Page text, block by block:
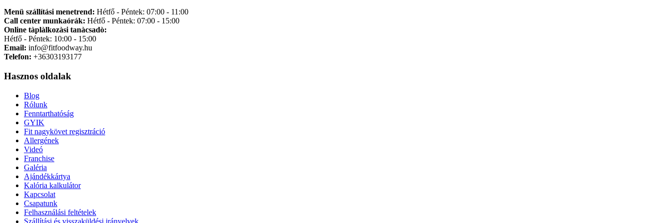
Menü szállítási menetrend: Hétfő - Péntek: 07:00 - 11:00
Call center munkaórák: Hétfő - Péntek: 07:00 - 15:00
Online tàplàlkozàsi tanàcsadò:
Hétfő - Péntek: 10:00 - 15:00
Email: info@fitfoodway.hu
Telefon: +36303193177
Hasznos oldalak
Blog
Rólunk
Fenntarthatóság
GYIK
Fit nagykövet regisztráció
Allergének
Videó
Franchise
Galéria
Ajándékkártya
Kalória kalkulátor
Kapcsolat
Csapatunk
Felhasználási feltételek
Szállítási és visszaküldési irányelvek